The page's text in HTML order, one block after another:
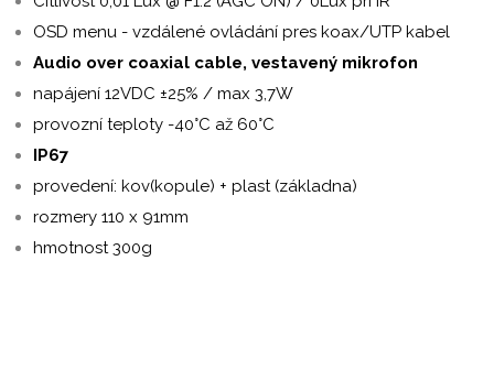
OSD menu - vzdálené ovládání pres koax/UTP kabel
Audio over coaxial cable, vestavený mikrofon
napájení 12VDC ±25% / max 3,7W
provozní teploty -40°C až 60°C
IP67
provedení: kov(kopule) + plast (základna)
rozmery 110 x 91mm
hmotnost 300g